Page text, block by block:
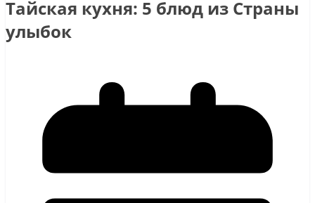
Тайская кухня: 5 блюд из Страны
улыбок